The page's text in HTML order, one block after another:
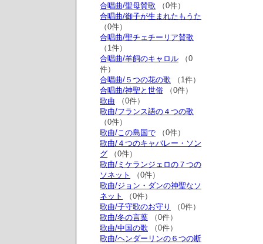
合唱曲/聖母賛歌 （0件）
合唱曲/御子が生まれたもうた
（0件）
合唱曲/聖チェチーリア賛歌
（1件）
合唱曲/羊飼のキャロル （0
件）
合唱曲/５つの花の歌 （1件）
合唱曲/神聖と世俗 （0件）
歌曲 （0件）
歌曲/フランス語の４つの歌
（0件）
歌曲/この島国で （0件）
歌曲/４つのキャバレー・ソン
グ （0件）
歌曲/ミケランジェロの７つの
ソネット
（0件）
歌曲/ジョン・ダンの神聖なソ
ネット
（0件）
歌曲/子守歌のお守り
（0件）
歌曲/冬の言葉 （0件）
歌曲/中国の歌 （0件）
歌曲/ヘンダーリンの６つの断